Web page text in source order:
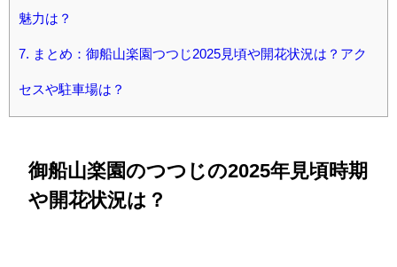
魅力は？
7. まとめ：御船山楽園つつじ2025見頃や開花状況は？アク
セスや駐車場は？
御船山楽園のつつじの2025年見頃時期
や開花状況は？